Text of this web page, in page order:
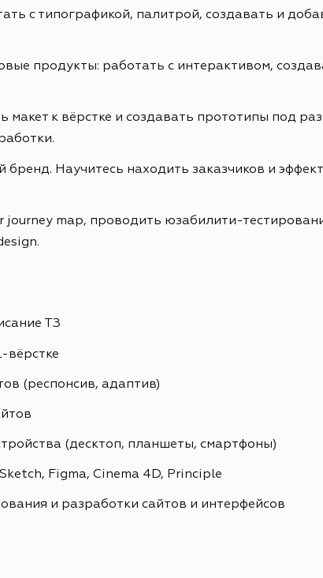
с типографикой, палитрой, создавать и
продукты: работать с интерактивом,
макет к вёрстке и создавать прототипы под
Научитесь находить заказчиков и
journey map, проводить юзабилити-
ТЗ
вёрстке
(респонсив, адаптив)
(десктоп, планшеты, смартфоны)
Figma, Cinema 4D, Principle
и разработки сайтов и интерфейсов